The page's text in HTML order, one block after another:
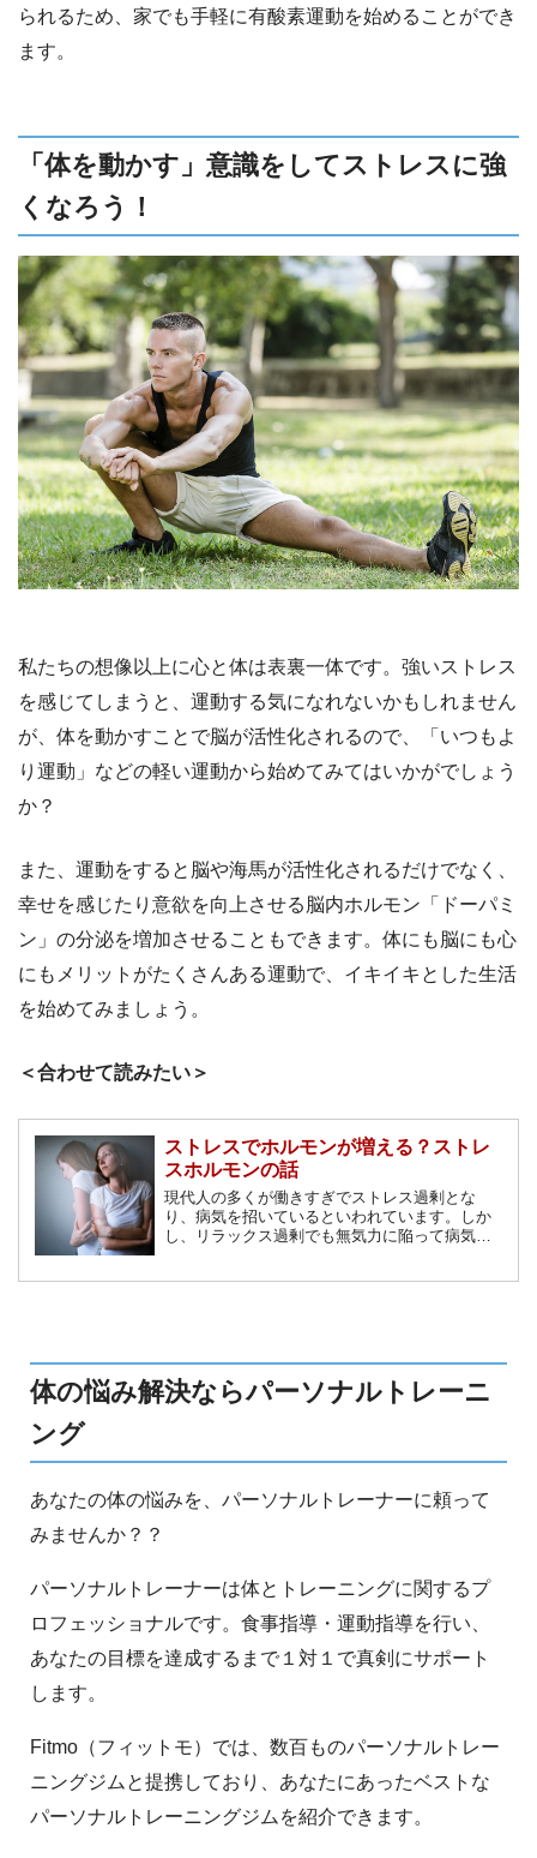
られるため、家でも手軽に有酸素運動を始めることができ
ます。
「体を動かす」意識をしてストレスに強
くなろう！
私たちの想像以上に心と体は表裏一体です。強いストレス
を感じてしまうと、運動する気になれないかもしれません
が、体を動かすことで脳が活性化されるので、「いつもよ
り運動」などの軽い運動から始めてみてはいかがでしょう
か？
また、運動をすると脳や海馬が活性化されるだけでなく、
幸せを感じたり意欲を向上させる脳内ホルモン「ドーパミ
ン」の分泌を増加させることもできます。体にも脳にも心
にもメリットがたくさんある運動で、イキイキとした生活
を始めてみましょう。
＜合わせて読みたい＞
ストレスでホルモンが増える？ストレ
スホルモンの話
現代人の多くが働きすぎでストレス過剰とな
り、病気を招いているといわれています。しか
し、リラックス過剰でも無気力に陥って病気に
体の悩み解決ならパーソナルトレーニ
ング
あなたの体の悩みを、パーソナルトレーナーに頼って
みませんか？？
パーソナルトレーナーは体とトレーニングに関するプ
ロフェッショナルです。食事指導・運動指導を行い、
あなたの目標を達成するまで１対１で真剣にサポート
します。
Fitmo（フィットモ）では、数百ものパーソナルトレー
ニングジムと提携しており、あなたにあったベストな
パーソナルトレーニングジムを紹介できます。